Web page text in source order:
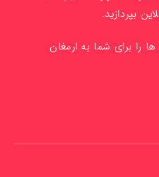
بپردازید.
را برای شما به ارمغان